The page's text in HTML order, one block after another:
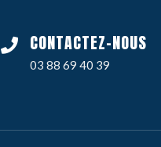
CONTACTEZ-NOUS
03 88 69 40 39